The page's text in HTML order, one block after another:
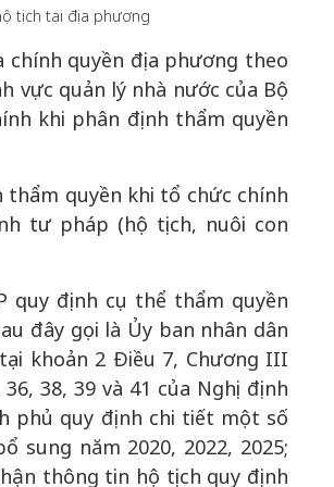
tịch tại địa phương
chính quyền địa phương theo
vực quản lý nhà nước của Bộ
khi phân định thẩm quyền
thẩm quyền khi tổ chức chính
tư pháp (hộ tịch, nuôi con
quy định cụ thể thẩm quyền
đây gọi là Ủy ban nhân dân
khoản 2 Điều 7, Chương III
38, 39 và 41 của Nghị định
phủ quy định chi tiết một số
năm 2020, 2022, 2025;
thông tin hộ tịch quy định
Việt Nam gia
UNESCO: Khơi
nội lực văn hóa,
hình vị thế kiến
Kỳ 3: Hội nhập
Nam
50 năm Việt
nhập
định hình vị
tạo | Kỳ 1: